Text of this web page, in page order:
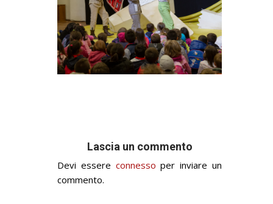
Lascia un commento
Devi essere connesso per inviare un
commento.